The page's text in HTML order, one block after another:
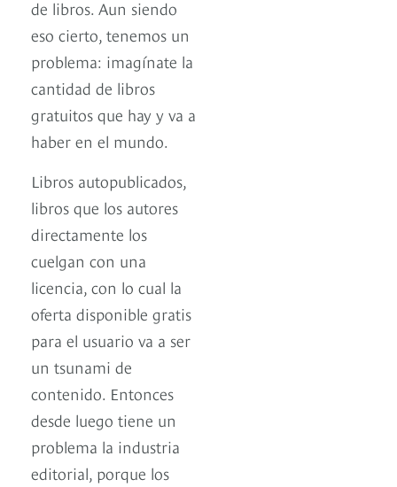
de libros. Aun siendo
eso cierto, tenemos un
problema: imagínate la
cantidad de libros
gratuitos que hay y va a
haber en el mundo.
Libros autopublicados,
libros que los autores
directamente los
cuelgan con una
licencia, con lo cual la
oferta disponible gratis
para el usuario va a ser
un tsunami de
contenido. Entonces
desde luego tiene un
problema la industria
editorial, porque los